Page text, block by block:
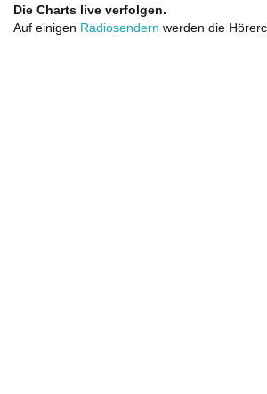
Die Charts live verfolgen.
Auf einigen Radiosendern werden die